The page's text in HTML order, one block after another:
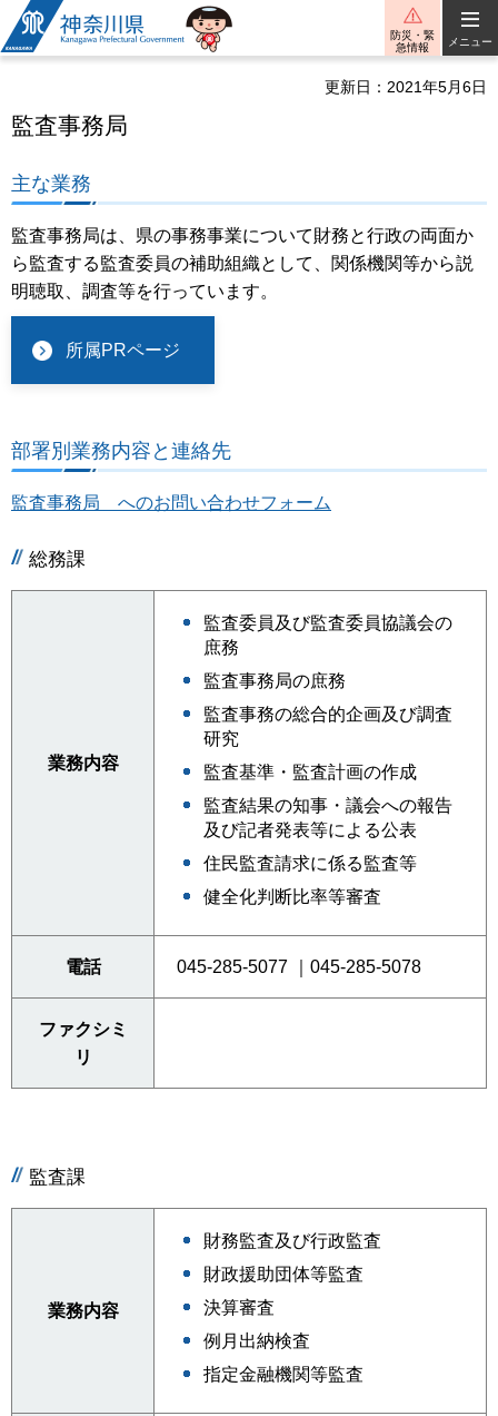
神奈川県
防災・緊
急情報
メニュー
更新日：2021年5月6日
監査事務局
主な業務
監査事務局は、県の事務事業について財務と行政の両面か
ら監査する監査委員の補助組織として、関係機関等から説
明聴取、調査等を行っています。
所属PRページ
部署別業務内容と連絡先
監査事務局 へのお問い合わせフォーム
総務課
業務内容
監査委員及び監査委員協議会の
庶務
監査事務局の庶務
監査事務の総合的企画及び調査
研究
監査基準・監査計画の作成
監査結果の知事・議会への報告
及び記者発表等による公表
住民監査請求に係る監査等
健全化判断比率等審査
電話 045-285-5077 ｜045-285-5078
ファクシミ
リ
監査課
業務内容
財務監査及び行政監査
財政援助団体等監査
決算審査
例月出納検査
指定金融機関等監査